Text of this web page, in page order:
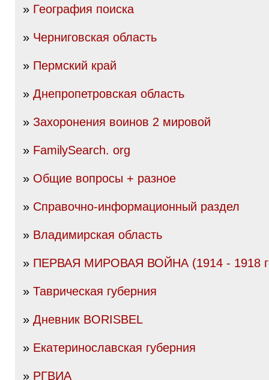
» География поиска
» Черниговская область
» Пермский край
» Днепропетровская область
» Захоронения воинов 2 мировой
» FamilySearch. org
» Общие вопросы + разное
» Справочно-информационный раздел
» Владимирская область
» ПЕРВАЯ МИРОВАЯ ВОЙНА (1914 - 1918
» Таврическая губерния
» Дневник BORISBEL
» Екатеринославская губерния
» РГВИА